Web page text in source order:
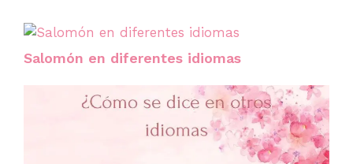
Salomón en diferentes idiomas